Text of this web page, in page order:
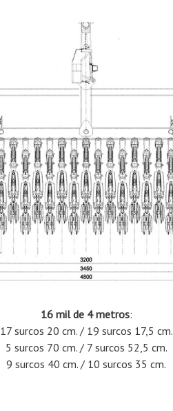
16 mil de 4 metros:
17 surcos 20 cm. / 19 surcos 17,5 cm.
5 surcos 70 cm. / 7 surcos 52,5 cm.
9 surcos 40 cm. / 10 surcos 35 cm.